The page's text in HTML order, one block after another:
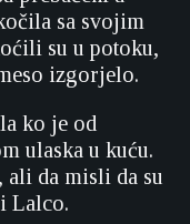
sa svojim
su u potoku,
izgorjelo.
ko je od
ulaska u kuću.
ali da misli da su
Lalco.